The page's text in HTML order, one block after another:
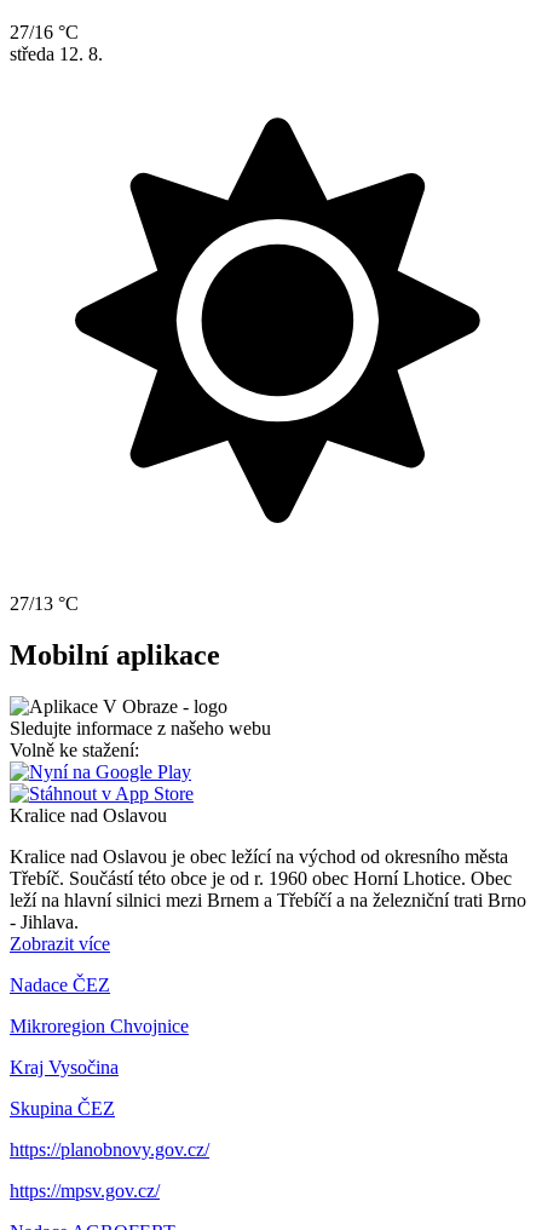
27/16 °C
středa 12. 8.
27/13 °C
Mobilní aplikace
Sledujte informace z našeho webu
Volně ke stažení:
Kralice nad Oslavou
Kralice nad Oslavou je obec ležící na východ od okresního města
Třebíč. Součástí této obce je od r. 1960 obec Horní Lhotice. Obec
leží na hlavní silnici mezi Brnem a Třebíčí a na železniční trati Brno
- Jihlava.
Zobrazit více
Nadace ČEZ
Mikroregion Chvojnice
Kraj Vysočina
Skupina ČEZ
https://planobnovy.gov.cz/
https://mpsv.gov.cz/